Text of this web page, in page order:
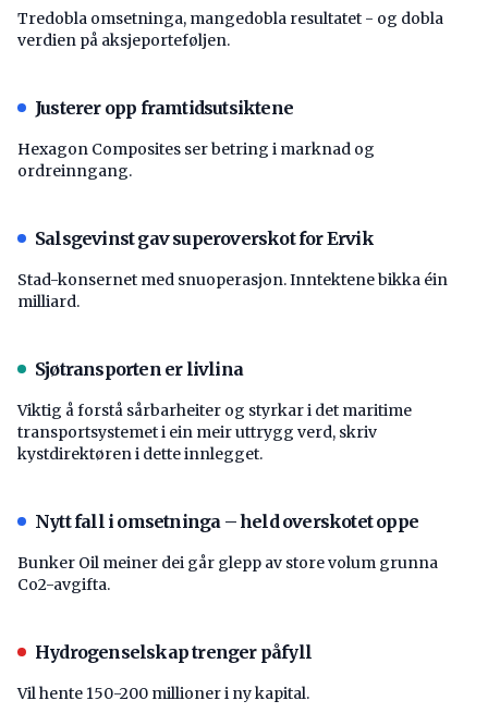
Tredobla omsetninga, mangedobla resultatet - og dobla
verdien på aksjeporteføljen.
Justerer opp framtidsutsiktene
Hexagon Composites ser betring i marknad og
ordreinngang.
Salsgevinst gav superoverskot for Ervik
Stad-konsernet med snuoperasjon. Inntektene bikka éin
milliard.
Sjøtransporten er livlina
Viktig å forstå ­sårbarheiter og styrkar i det maritime
transport­systemet i ein meir uttrygg verd, skriv
kystdirektøren i dette innlegget.
Nytt fall i omsetninga – held overskotet oppe
Bunker Oil meiner dei går glepp av store volum grunna
Co2-avgifta.
Hydrogenselskap trenger påfyll
Vil hente 150-200 millioner i ny kapital.